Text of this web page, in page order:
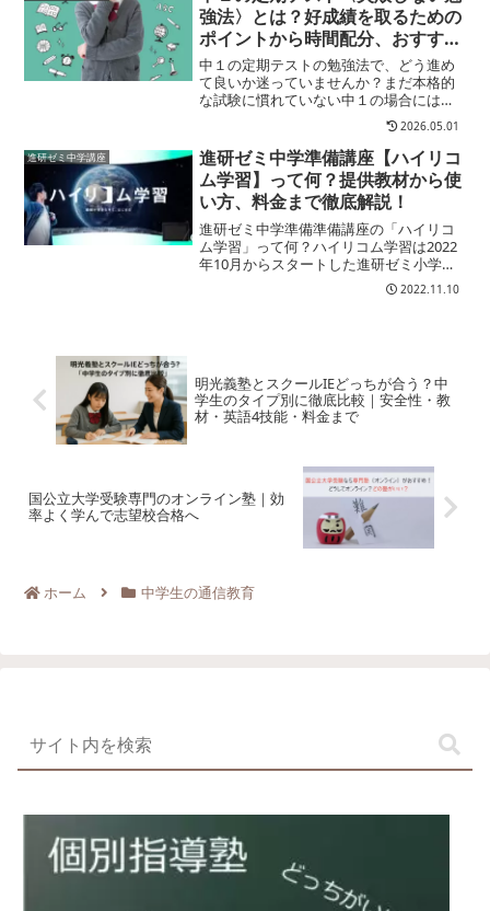
特徴・メリット・デメリット...
強法〉とは？好成績を取るための
ポイントから時間配分、おすすめ
の補助教材まで解説します
中１の定期テストの勉強法で、どう進め
て良いか迷っていませんか？まだ本格的
な試験に慣れていない中１の場合には、
気を付けなければ余計な作業に時間を取
られて好成績を残せないことも。ここで
は中1の定期テストで効率よく学習をすす
めるための勉強法を紹介します
2026.05.01
進研ゼミ中学講座
進研ゼミ中学準備講座【ハイリコ
ム学習】って何？提供教材から使
い方、料金まで徹底解説！
進研ゼミ中学準備準備講座の「ハイリコ
ム学習」って何？ハイリコム学習は2022
年10月からスタートした進研ゼミ小学講
座・中学講座の「勉強がすきなキミ、は
じまる」キャンペーンの一つ。その第一
2022.11.10
明光義塾とスクールIEどっちが合う？中
学生のタイプ別に徹底比較｜安全性・教
材・英語4技能・料金まで
国公立大学受験専門のオンライン塾｜効
率よく学んで志望校合格へ
ホーム 中学生の通信教育